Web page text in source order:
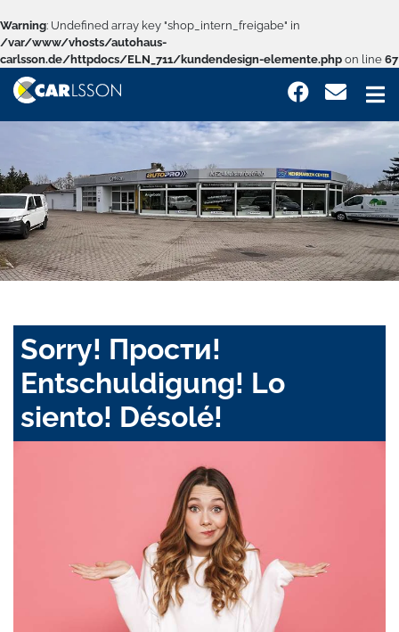
Warning: Undefined array key "shop_intern_freigabe" in
/var/www/vhosts/autohaus-
carlsson.de/httpdocs/ELN_711/kundendesign-elemente.php on line 67
Sorry! Прости!
Entschuldigung! Lo
siento! Désolé!